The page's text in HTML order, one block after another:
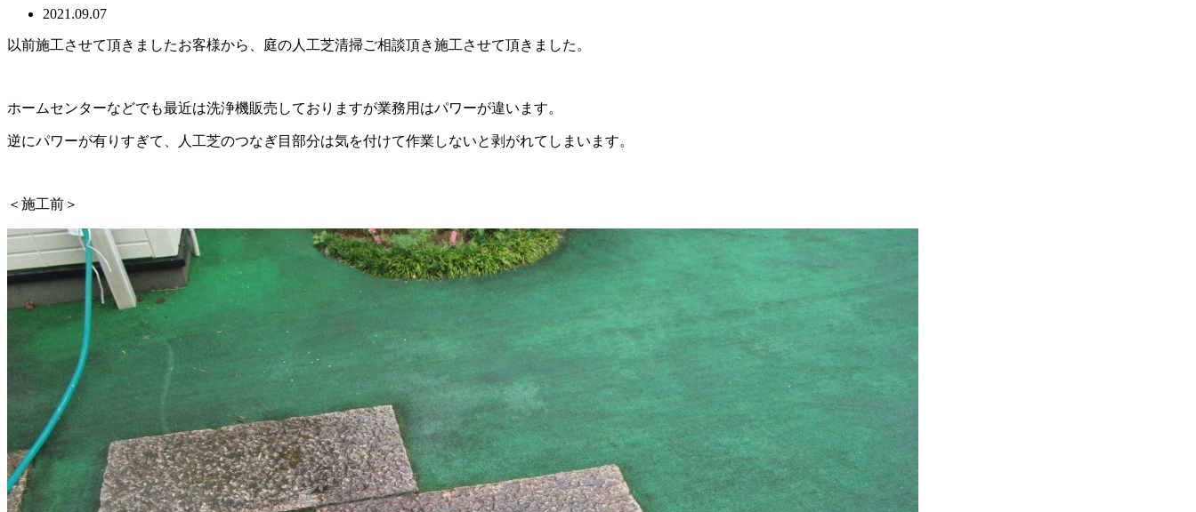
2021.09.07
以前施工させて頂きましたお客様から、庭の人工芝清掃ご相談頂き施工させて頂きました。
ホームセンターなどでも最近は洗浄機販売しておりますが業務用はパワーが違います。
逆にパワーが有りすぎて、人工芝のつなぎ目部分は気を付けて作業しないと剥がれてしまいます。
＜施工前＞